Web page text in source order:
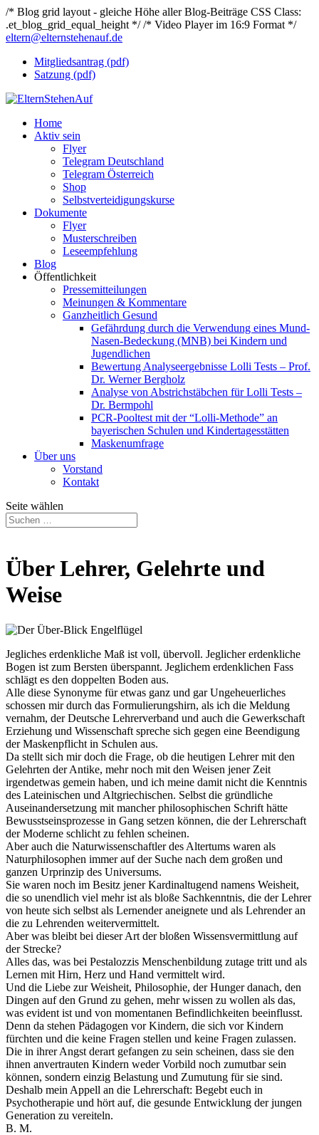
/* Blog grid layout - gleiche Höhe aller Blog-Beiträge CSS Class:
.et_blog_grid_equal_height *//* Video Player im 16:9 Format */
eltern@elternstehenauf.de
Mitgliedsantrag (pdf)
Satzung (pdf)
Home
Aktiv sein
Flyer
Telegram Deutschland
Telegram Österreich
Shop
Selbstverteidigungskurse
Dokumente
Flyer
Musterschreiben
Leseempfehlung
Blog
Öffentlichkeit
Pressemitteilungen
Meinungen & Kommentare
Ganzheitlich Gesund
Gefährdung durch die Verwendung eines Mund-
Nasen-Bedeckung (MNB) bei Kindern und
Jugendlichen
Bewertung Analyseergebnisse Lolli Tests – Prof.
Dr. Werner Bergholz
Analyse von Abstrichstäbchen für Lolli Tests –
Dr. Bermpohl
PCR-Pooltest mit der “Lolli-Methode” an
bayerischen Schulen und Kindertagesstätten
Maskenumfrage
Über uns
Vorstand
Kontakt
Seite wählen
Über Lehrer, Gelehrte und
Weise
Jegliches erdenkliche Maß ist voll, übervoll. Jeglicher erdenkliche
Bogen ist zum Bersten überspannt. Jeglichem erdenklichen Fass
schlägt es den doppelten Boden aus.
Alle diese Synonyme für etwas ganz und gar Ungeheuerliches
schossen mir durch das Formulierungshirn, als ich die Meldung
vernahm, der Deutsche Lehrerverband und auch die Gewerkschaft
Erziehung und Wissenschaft spreche sich gegen eine Beendigung
der Maskenpflicht in Schulen aus.
Da stellt sich mir doch die Frage, ob die heutigen Lehrer mit den
Gelehrten der Antike, mehr noch mit den Weisen jener Zeit
irgendetwas gemein haben, und ich meine damit nicht die Kenntnis
des Lateinischen und Altgriechischen. Selbst die gründliche
Auseinandersetzung mit mancher philosophischen Schrift hätte
Bewusstseinsprozesse in Gang setzen können, die der Lehrerschaft
der Moderne schlicht zu fehlen scheinen.
Aber auch die Naturwissenschaftler des Altertums waren als
Naturphilosophen immer auf der Suche nach dem großen und
ganzen Urprinzip des Universums.
Sie waren noch im Besitz jener Kardinaltugend namens Weisheit,
die so unendlich viel mehr ist als bloße Sachkenntnis, die der Lehrer
von heute sich selbst als Lernender aneignete und als Lehrender an
die zu Lehrenden weitervermittelt.
Aber was bleibt bei dieser Art der bloßen Wissensvermittlung auf
der Strecke?
Alles das, was bei Pestalozzis Menschenbildung zutage tritt und als
Lernen mit Hirn, Herz und Hand vermittelt wird.
Und die Liebe zur Weisheit, Philosophie, der Hunger danach, den
Dingen auf den Grund zu gehen, mehr wissen zu wollen als das,
was evident ist und von momentanen Befindlichkeiten beeinflusst.
Denn da stehen Pädagogen vor Kindern, die sich vor Kindern
fürchten und die keine Fragen stellen und keine Fragen zulassen.
Die in ihrer Angst derart gefangen zu sein scheinen, dass sie den
ihnen anvertrauten Kindern weder Vorbild noch zumutbar sein
können, sondern einzig Belastung und Zumutung für sie sind.
Deshalb mein Appell an die Lehrerschaft: Begebt euch in
Psychotherapie und hört auf, die gesunde Entwicklung der jungen
Generation zu vereiteln.
B. M.